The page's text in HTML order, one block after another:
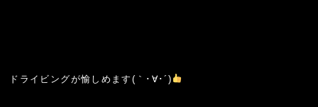
ドライビングが愉しめます(｀･∀･´)